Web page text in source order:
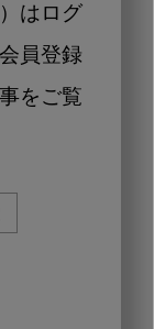
はログ
員登録
をご覧